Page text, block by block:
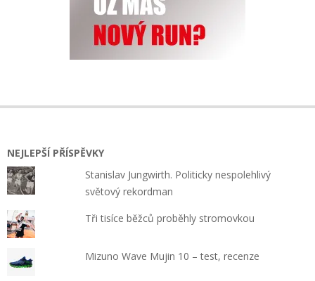
NEJLEPŠÍ PŘÍSPĚVKY
Stanislav Jungwirth. Politicky nespolehlivý
světový rekordman
Tři tisíce běžců proběhly stromovkou
Mizuno Wave Mujin 10 – test, recenze